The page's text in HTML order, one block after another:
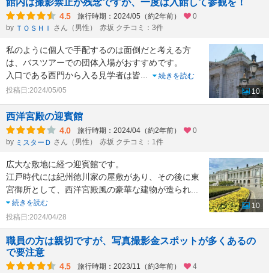
館内は撮影禁止が残念ですが、一度は入館して参観を！
4.5 旅行時期：2024/05（約2年前）
0
by ＴＯＳＨＩ さん（男性） 赤坂 クチコミ：3件
私のように個人で手配するのは面倒だと考える方
は、バスツアーでの団体入場がおすすめです。
入口である西門から入る見学者は皆
続きを読む
投稿日:2024/05/05
10
西洋宮殿の迎賓館
4.0 旅行時期：2024/04（約2年前）
0
by ミスターＤ さん（男性） 赤坂 クチコミ：1件
広大な敷地に経つ迎賓館です。
江戸時代には紀州徳川家の屋敷があり、その後に東
宮御所として、西洋宮殿風の豪華な建物が造られ
続きを読む
投稿日:2024/04/28
10
職員の方は親切ですが、写真撮影金スポットが多くあるの
で要注意
4.5 旅行時期：2023/11（約3年前）
4